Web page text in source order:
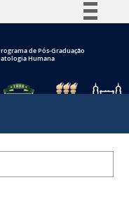
Comunica BR
à informação
de Pós-Graduação
Humana